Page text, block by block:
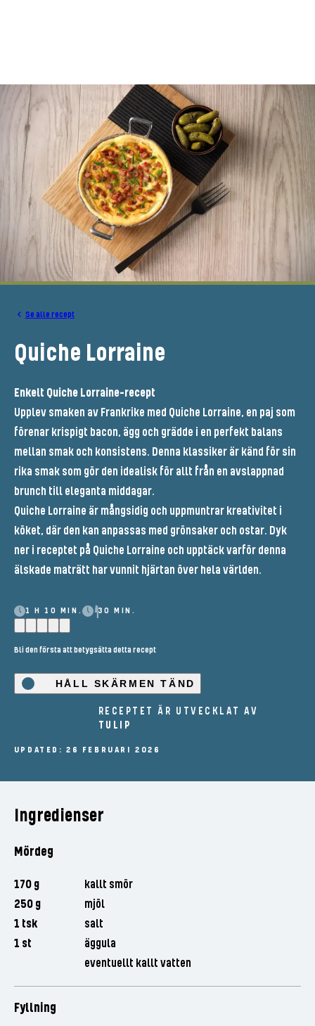
Se alle recept
Quiche Lorraine
Enkelt Quiche Lorraine-recept
Upplev smaken av Frankrike med Quiche Lorraine, en paj som
förenar krispigt bacon, ägg och grädde i en perfekt balans
mellan smak och konsistens. Denna klassiker är känd för sin
rika smak som gör den idealisk för allt från en avslappnad
brunch till eleganta middagar.
Quiche Lorraine är mångsidig och uppmuntrar kreativitet i
köket, där den kan anpassas med grönsaker och ostar. Dyk
ner i receptet på Quiche Lorraine och upptäck varför denna
älskade maträtt har vunnit hjärtan över hela världen.
1 H 10 MIN. 30 MIN.
Bli den första att betygsätta detta recept
HÅLL SKÄRMEN TÄND
RECEPTET ÄR UTVECKLAT AV
TULIP
UPDATED: 26 FEBRUARI 2026
Ingredienser
Mördeg
170 g
kallt smör
250 g
mjöl
1 tsk
salt
1 st
äggula
eventuellt kallt vatten
Fyllning